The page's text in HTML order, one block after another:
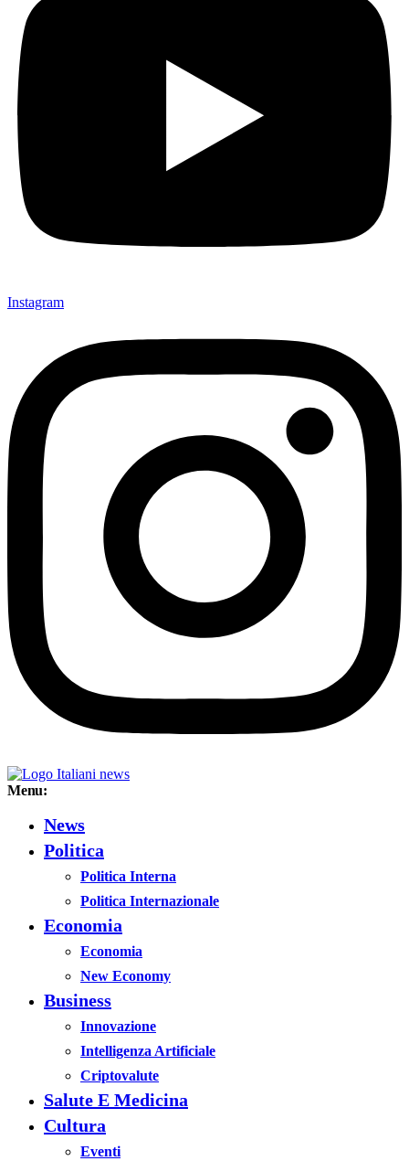
Instagram
Menu:
News
Politica
Politica Interna
Politica Internazionale
Economia
Economia
New Economy
Business
Innovazione
Intelligenza Artificiale
Criptovalute
Salute E Medicina
Cultura
Eventi